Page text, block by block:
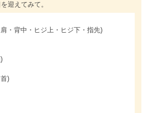
迎えてみて。
・背中・ヒジ上・ヒジ下・指先)
)